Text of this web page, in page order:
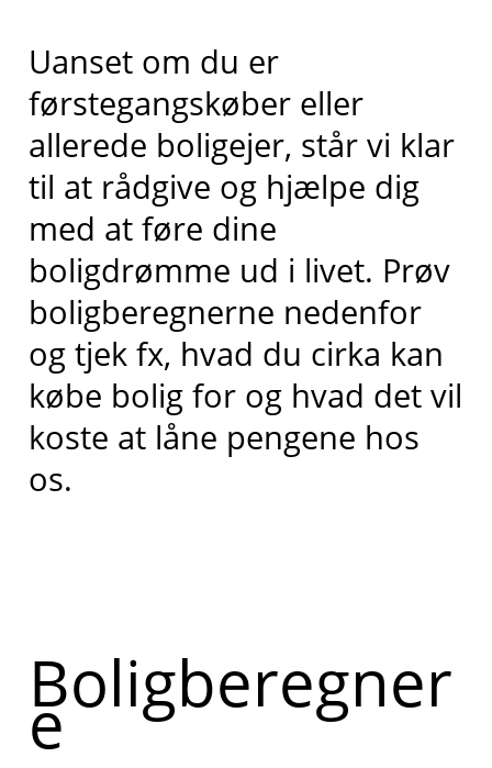
Uanset om du er
førstegangskøber eller
allerede boligejer, står vi klar
til at rådgive og hjælpe dig
med at føre dine
boligdrømme ud i livet. Prøv
boligberegnerne nedenfor
og tjek fx, hvad du cirka kan
købe bolig for og hvad det vil
koste at låne pengene hos
os.
Boligberegner
e